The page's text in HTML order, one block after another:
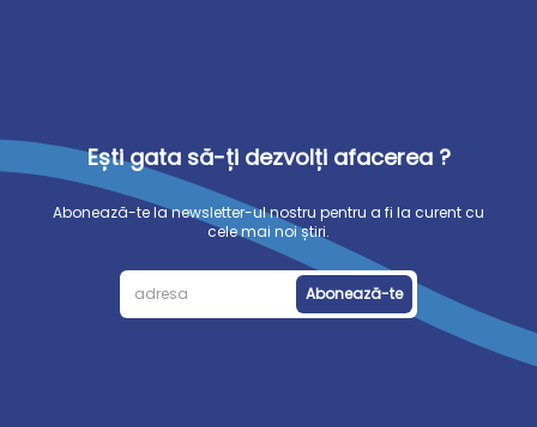
Ești gata să-ți dezvolți afacerea ?
Abonează-te la newsletter-ul nostru pentru a fi la curent cu
cele mai noi știri.
Abonează-te